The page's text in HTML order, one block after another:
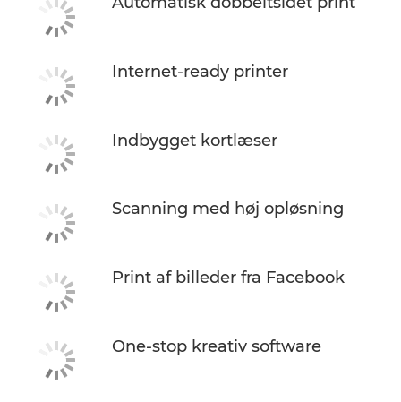
Internet-ready printer
Indbygget kortlæser
Scanning med høj opløsning
Print af billeder fra Facebook
One-stop kreativ software